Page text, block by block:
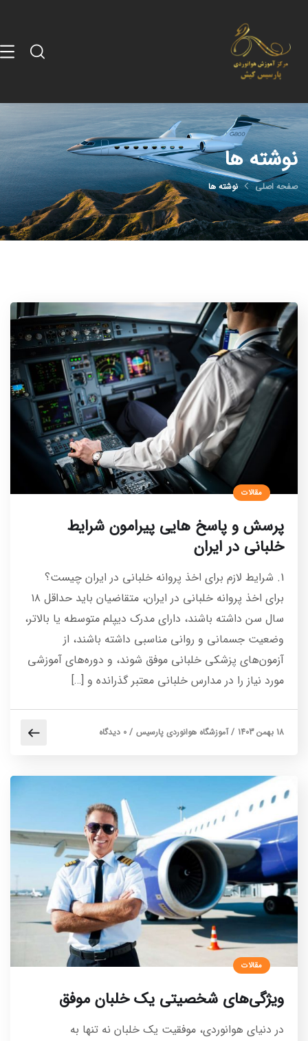
نوشته ها
صفحه اصلی نوشته ها
مقالات
پرسش و پاسخ هایی پیرامون شرایط
خلبانی در ایران
1. شرایط لازم برای اخذ پروانه خلبانی در ایران چیست؟
برای اخذ پروانه خلبانی در ایران، متقاضیان باید حداقل ۱۸
سال سن داشته باشند، دارای مدرک دیپلم متوسطه یا بالاتر،
وضعیت جسمانی و روانی مناسبی داشته باشند، از
آزمون‌های پزشکی خلبانی موفق شوند، و دوره‌های آموزشی
مورد نیاز را در مدارس خلبانی معتبر گذرانده و […]
18 بهمن 1403 /آموزشگاه هوانوردی پارسیس / 0 دیدگاه
مقالات
ویژگی‌های شخصیتی یک خلبان موفق
در دنیای هوانوردی، موفقیت یک خلبان نه تنها به